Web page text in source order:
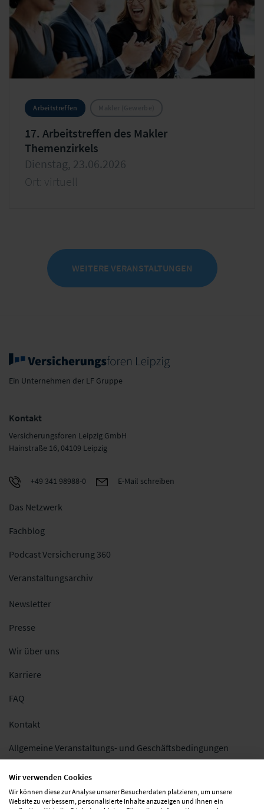
Arbeitstreffen
17. Arbeitstreffen des Makler
Themenzirkels
Dienstag, 23.06.2026
Ort: virtuell
WEITERE VERANSTALTUNGEN
Ein Unternehmen der LF Gruppe
Kontakt
Versicherungsforen Leipzig GmbH
Hainstraße 16, 04109 Leipzig
+49 341 98988-0 E-Mail schreiben
Das Netzwerk
Fachblog
Podcast Versicherung 360
Veranstaltungsarchiv
Newsletter
Presse
Wir über uns
Karriere
FAQ
Kontakt
Allgemeine Veranstaltungs- und Geschäftsbedingungen
Datenschutz
Wir verwenden Cookies
Wir können diese zur Analyse unserer Besucherdaten platzieren, um unsere
Website zu verbessern, personalisierte Inhalte anzuzeigen und Ihnen ein